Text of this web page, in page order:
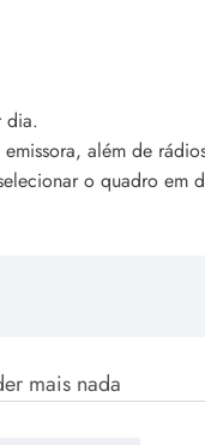
dia.
além de
o quadro em
mais nada